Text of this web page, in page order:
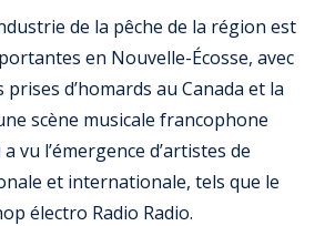
de la pêche de la région est
en Nouvelle-Écosse, avec
prises d’homards au Canada et la
scène musicale francophone
vu l’émergence d’artistes de
et internationale, tels que le
électro Radio Radio.